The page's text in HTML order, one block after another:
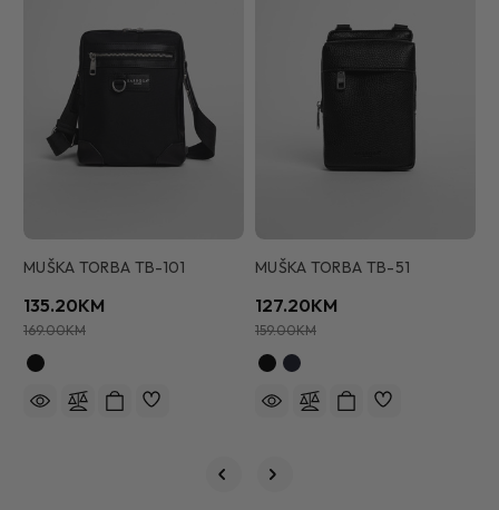
MUŠKA TORBA TB-101
135.20KM
169.00KM
MUŠKA TORBA TB-51
127.20KM
159.00KM